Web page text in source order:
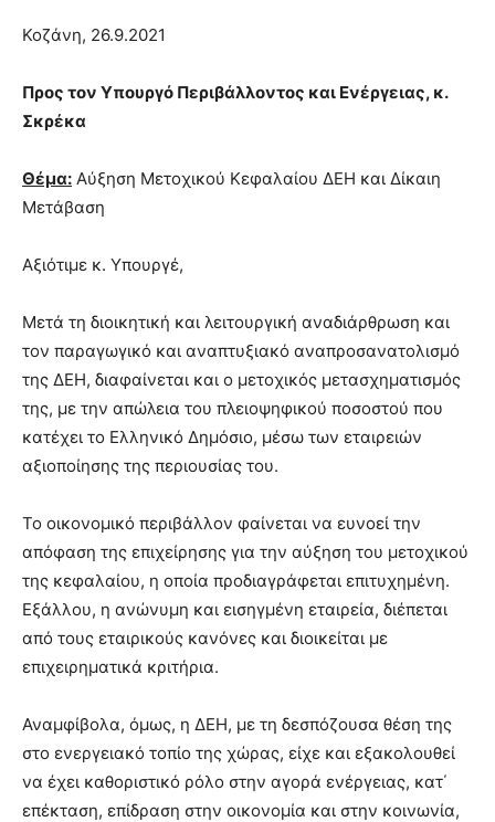
Κοζάνη, 26.9.2021
Προς τον Υπουργό Περιβάλλοντος και Ενέργειας, κ.
Σκρέκα
Θέµα: Αύξηση Μετοχικού Κεφαλαίου ΔΕΗ και Δίκαιη
Μετάβαση
Αξιότιμε κ. Υπουργέ,
Μετά τη διοικητική και λειτουργική αναδιάρθρωση και
τον παραγωγικό και αναπτυξιακό αναπροσανατολισμό
της ΔΕΗ, διαφαίνεται και ο μετοχικός μετασχηματισμός
της, με την απώλεια του πλειοψηφικού ποσοστού που
κατέχει το Ελληνικό Δημόσιο, μέσω των εταιρειών
αξιοποίησης της περιουσίας του.
Το οικονομικό περιβάλλον φαίνεται να ευνοεί την
απόφαση της επιχείρησης για την αύξηση του μετοχικού
της κεφαλαίου, η οποία προδιαγράφεται επιτυχημένη.
Εξάλλου, η ανώνυμη και εισηγμένη εταιρεία, διέπεται
από τους εταιρικούς κανόνες και διοικείται με
επιχειρηματικά κριτήρια.
Αναμφίβολα, όμως, η ΔΕΗ, με τη δεσπόζουσα θέση της
στο ενεργειακό τοπίο της χώρας, είχε και εξακολουθεί
να έχει καθοριστικό ρόλο στην αγορά ενέργειας, κατ΄
επέκταση, επίδραση στην οικονομία και στην κοινωνία,